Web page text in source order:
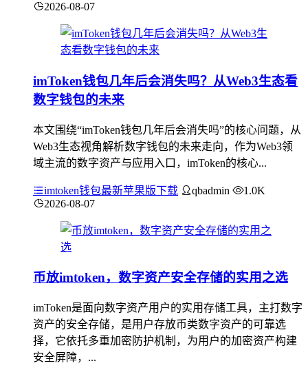
2026-08-07
imToken钱包几年后会消失吗？从Web3生态看
数字钱包的未来
本文围绕“imToken钱包几年后会消失吗”的核心问题，从
Web3生态视角解析数字钱包的未来走向，作为Web3领
域主流的数字资产与应用入口，imToken的核心...
imtoken钱包最新苹果版下载 qbadmin
1.0K
2026-08-07
币放imtoken，数字资产安全存储的实用之选
imToken是面向数字资产用户的实用存储工具，主打数字
资产的安全存储，是用户存放币类数字资产的可靠选
择，它依托多重加密防护机制，为用户的加密资产构建
安全屏障，...